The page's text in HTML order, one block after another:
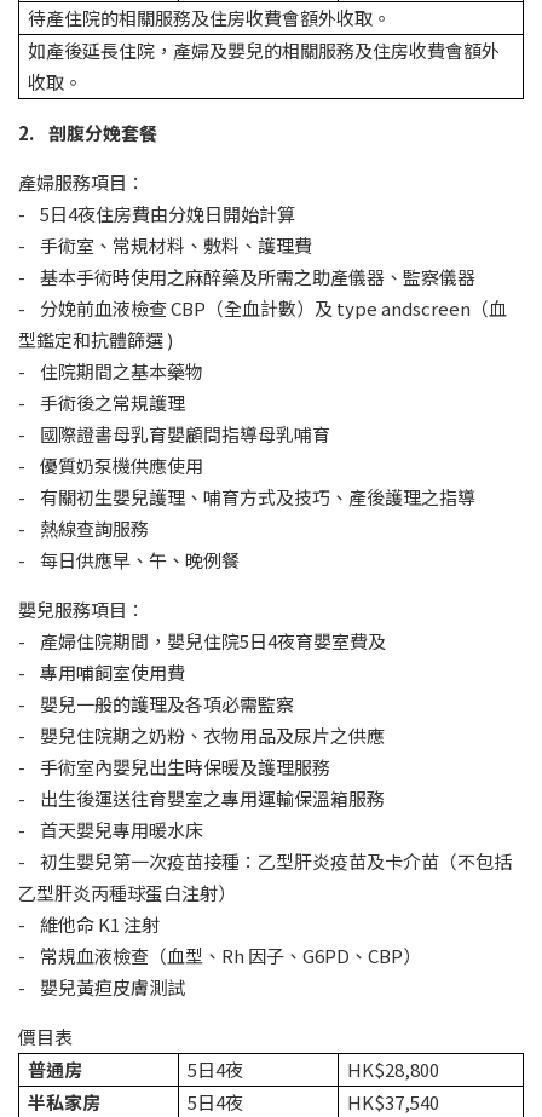
待產住院的相關服務及住房收費會額外收取。
如產後延長住院，產婦及嬰兒的相關服務及住房收費會額外
收取。
2. 剖腹分娩套餐
產婦服務項目：
- 5日4夜住房費由分娩日開始計算
- 手術室、常規材料、敷料、護理費
- 基本手術時使用之麻醉藥及所需之助產儀器、監察儀器
- 分娩前血液檢查 CBP（全血計數）及 type andscreen（血
型鑑定和抗體篩選 )
- 住院期間之基本藥物
- 手術後之常規護理
- 國際證書母乳育嬰顧問指導母乳哺育
- 優質奶泵機供應使用
- 有關初生嬰兒護理、哺育方式及技巧、產後護理之指導
- 熱線查詢服務
- 每日供應早、午、晚例餐
嬰兒服務項目：
- 產婦住院期間，嬰兒住院5日4夜育嬰室費及
- 專用哺飼室使用費
- 嬰兒一般的護理及各項必需監察
- 嬰兒住院期之奶粉、衣物用品及尿片之供應
- 手術室內嬰兒出生時保暖及護理服務
- 出生後運送往育嬰室之專用運輸保溫箱服務
- 首天嬰兒專用暖水床
- 初生嬰兒第一次疫苗接種：乙型肝炎疫苗及卡介苗（不包括
乙型肝炎丙種球蛋白注射）
- 維他命 K1 注射
- 常規血液檢查（血型、Rh 因子、G6PD、CBP）
- 嬰兒黃疸皮膚測試
價目表
普通房
5日4夜
HK$28,800
半私家房
5日4夜
HK$37,540